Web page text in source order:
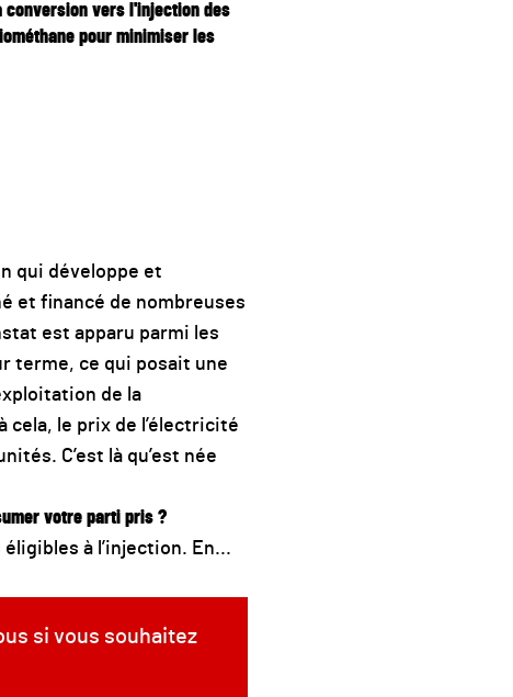
conversion vers l'injection des
pour minimiser les
qui développe et
et financé de nombreuses
est apparu parmi les
terme, ce qui posait une
de la
cela, le prix de l’électricité
C’est là qu’est née
votre parti pris ?
à l’injection. En...
si vous souhaitez